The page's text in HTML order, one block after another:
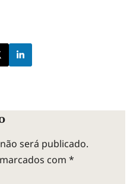
será publicado.
com *